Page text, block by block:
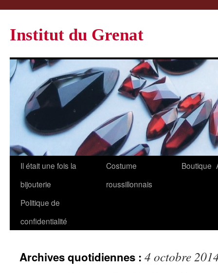
Institut du Grenat
Il était une fois la
bijouterie
Costume
roussillonnais
Boutique
Politique de
confidentialité
Archives quotidiennes : 4 octobre